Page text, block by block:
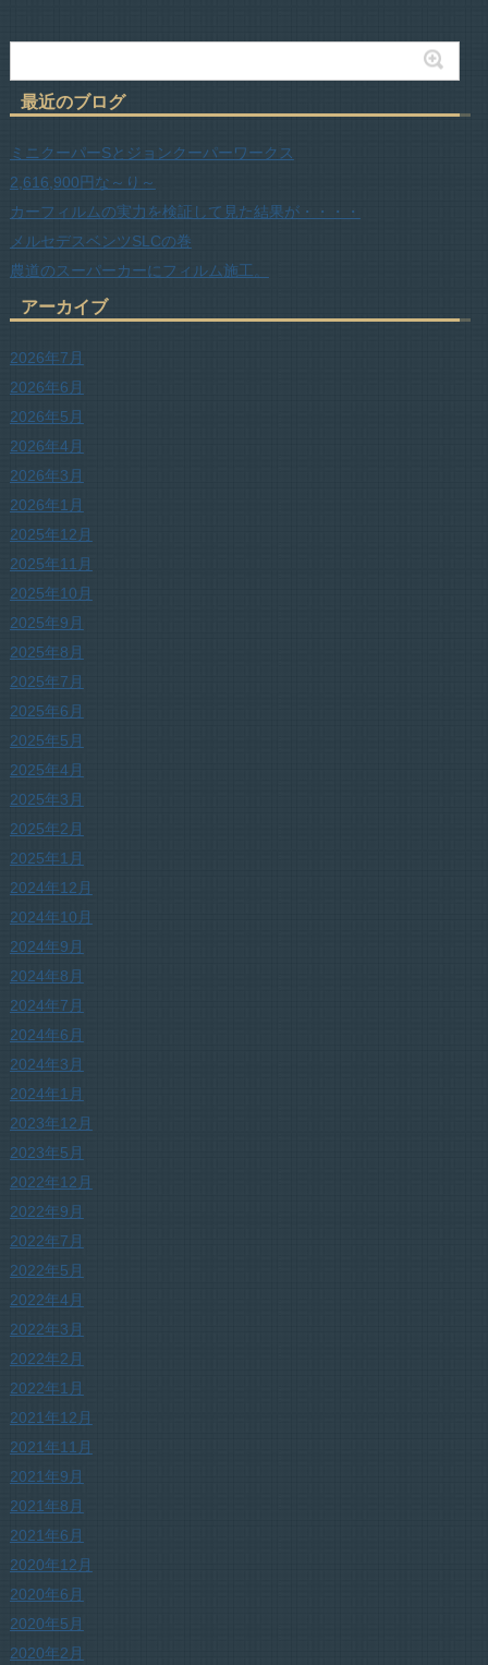
最近のブログ
ミニクーパーSとジョンクーパーワークス
2,616,900円な～り～
カーフィルムの実力を検証して見た結果が・・・・
メルセデスベンツSLCの巻
農道のスーパーカーにフィルム施工。
アーカイブ
2026年7月
2026年6月
2026年5月
2026年4月
2026年3月
2026年1月
2025年12月
2025年11月
2025年10月
2025年9月
2025年8月
2025年7月
2025年6月
2025年5月
2025年4月
2025年3月
2025年2月
2025年1月
2024年12月
2024年10月
2024年9月
2024年8月
2024年7月
2024年6月
2024年3月
2024年1月
2023年12月
2023年5月
2022年12月
2022年9月
2022年7月
2022年5月
2022年4月
2022年3月
2022年2月
2022年1月
2021年12月
2021年11月
2021年9月
2021年8月
2021年6月
2020年12月
2020年6月
2020年5月
2020年2月